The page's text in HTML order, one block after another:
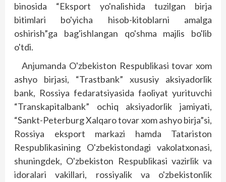
binosida “Eksport yo'nalishida tuzilgan birja
bitimlari bo'yicha hisob-kitoblarni amalga
oshirish”ga bag'ishlangan qo'shma majlis bo'lib
o'tdi.
Anjumanda O'zbekiston Respublikasi tovar xom
ashyo birjasi, “Trastbank” xususiy aksiyadorlik
bank, Rossiya fedaratsiyasida faoliyat yurituvchi
“Transkapitalbank” ochiq aksiyadorlik jamiyati,
“Sankt-Peterburg Xalqaro tovar xom ashyo birja”si,
Rossiya eksport markazi hamda Tatariston
Respublikasining O'zbekistondagi vakolatxonasi,
shuning­dek, O'zbekiston Respublikasi vazirlik va
idoralari vakillari, rossiyalik va o'zbekistonlik